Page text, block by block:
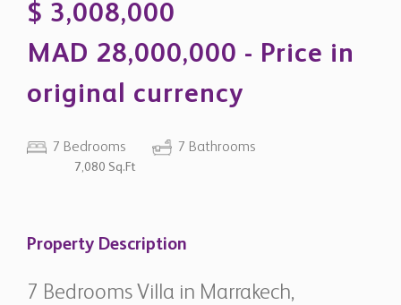
$ 3,008,000
MAD 28,000,000 - Price in
original currency
7 Bedrooms 7 Bathrooms
7,080 Sq.Ft
Property Description
7 Bedrooms Villa in Marrakech,